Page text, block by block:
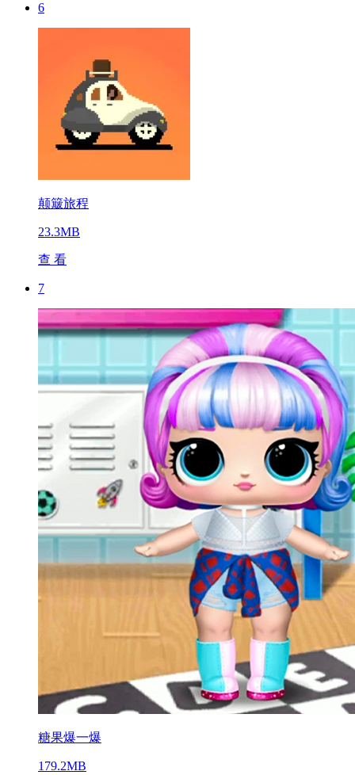
6
颠簸旅程
23.3MB
查 看
7
糖果爆一爆
179.2MB